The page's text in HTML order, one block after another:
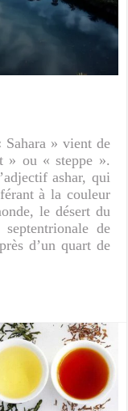
» vient de
» ou « steppe ».
ashar, qui
à la couleur
le désert du
de
d’un quart de